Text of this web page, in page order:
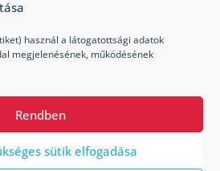
használ a látogatottsági adatok
megjelenésének, működésének
Rendben
sütik elfogadása